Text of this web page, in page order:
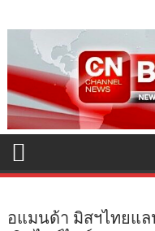
to
content
อแมนด้า มิสฯไทยแ